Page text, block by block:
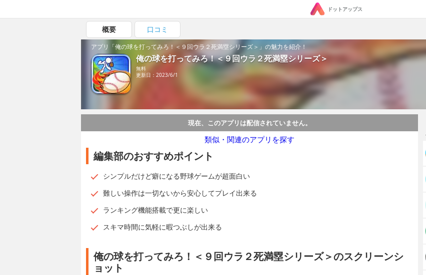
ドットアップス
概要 口コミ
アプリ「俺の球を打ってみろ！＜９回ウラ２死満塁シリーズ＞」の魅力を紹介！
俺の球を打ってみろ！＜９回ウラ２死満塁シリーズ＞
無料
更新日：2023/6/1
現在、このアプリは配信されていません。
類似・関連のアプリを探す
編集部のおすすめポイント
シンプルだけど癖になる野球ゲームが超面白い
難しい操作は一切ないから安心してプレイ出来る
ランキング機能搭載で更に楽しい
スキマ時間に気軽に暇つぶしが出来る
俺の球を打ってみろ！＜９回ウラ２死満塁シリーズ＞のスクリーンシ
ョット